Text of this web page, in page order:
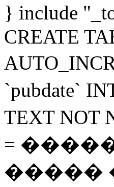
} include
CREATE
TEXT
=
�����